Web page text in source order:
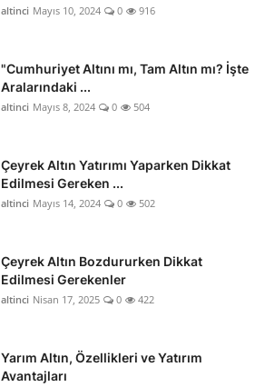
altinci Mayıs 10, 2024 0 916
"Cumhuriyet Altını mı, Tam Altın mı? İşte
Aralarındaki ...
altinci Mayıs 8, 2024 0 504
Çeyrek Altın Yatırımı Yaparken Dikkat
Edilmesi Gereken ...
altinci Mayıs 14, 2024 0 502
Çeyrek Altın Bozdururken Dikkat
Edilmesi Gerekenler
altinci Nisan 17, 2025 0 422
Yarım Altın, Özellikleri ve Yatırım
Avantajları